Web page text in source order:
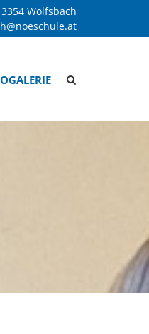
Wolfsbach
Site